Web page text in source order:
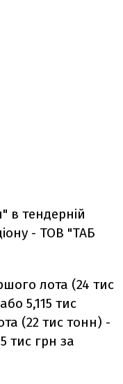
в тендерній
- ТОВ "ТАБ
лота (24 тис
5,115 тис
(22 тис тонн) -
тис грн за